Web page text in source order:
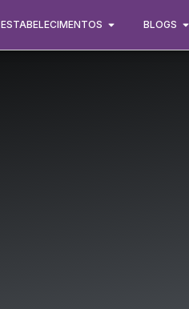
ESTABELECIMENTOS BLOGS